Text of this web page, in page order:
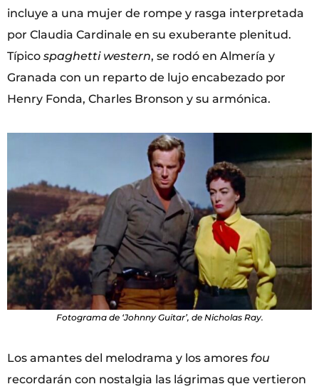
incluye a una mujer de rompe y rasga interpretada
por Claudia Cardinale en su exuberante plenitud.
Típico spaghetti western, se rodó en Almería y
Granada con un reparto de lujo encabezado por
Henry Fonda, Charles Bronson y su armónica.
Fotograma de ‘Johnny Guitar’, de Nicholas Ray.
Los amantes del melodrama y los amores fou
recordarán con nostalgia las lágrimas que vertieron